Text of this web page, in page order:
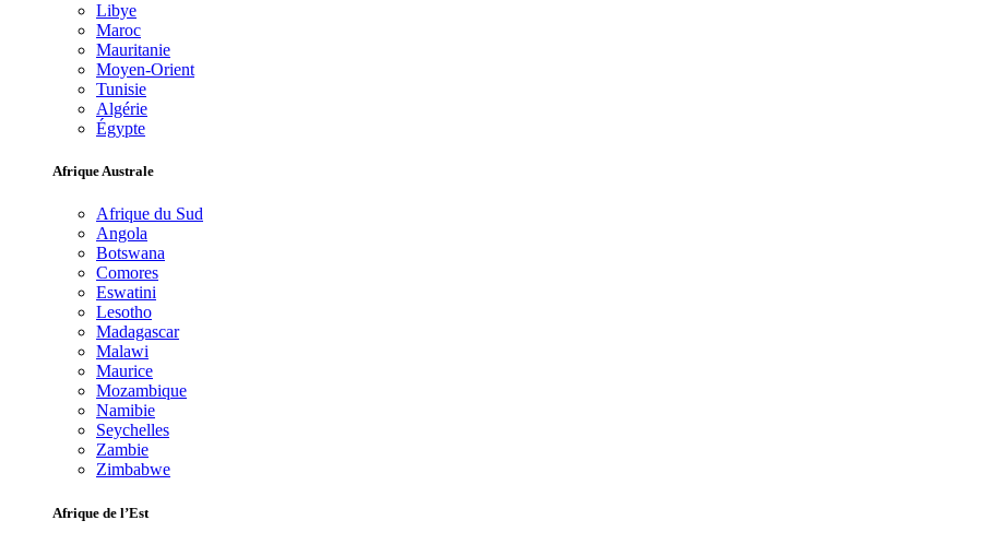
Libye
Maroc
Mauritanie
Moyen-Orient
Tunisie
Algérie
Égypte
Afrique Australe
Afrique du Sud
Angola
Botswana
Comores
Eswatini
Lesotho
Madagascar
Malawi
Maurice
Mozambique
Namibie
Seychelles
Zambie
Zimbabwe
Afrique de l’Est